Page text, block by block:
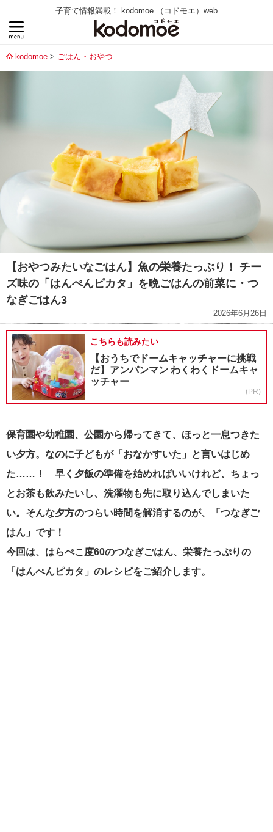
子育て情報満載！ kodomoe （コドモエ）web
kodomoe ごはん・おやつ
【おやつみたいなごはん】魚の栄養たっぷり！ チー
ズ味の「はんぺんピカタ」を晩ごはんの前菜に・つ
なぎごはん3
2026年6月26日
こちらも読みたい
【おうちでドームキャッチャーに挑戦
だ】アンパンマン わくわくドームキャ
ッチャー
(PR)
保育園や幼稚園、公園から帰ってきて、ほっと一息つきた
い夕方。なのに子どもが「おなかすいた」と言いはじめ
た……！ 早く夕飯の準備を始めればいいけれど、ちょっ
とお茶も飲みたいし、洗濯物も先に取り込んでしまいた
い。 そんな夕方のつらい時間を解消するのが、「つなぎご
はん」です！
今回は、はらぺこ度60のつなぎごはん、栄養たっぷりの
「はんぺんピカタ」のレシピをご紹介します。